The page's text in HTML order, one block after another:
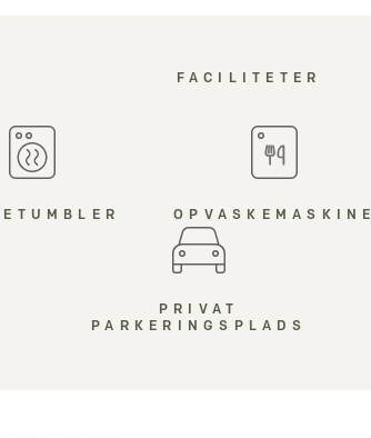
FACILITETER
OPVASKEMASKINE
PRIVAT
PARKERINGSPLADS